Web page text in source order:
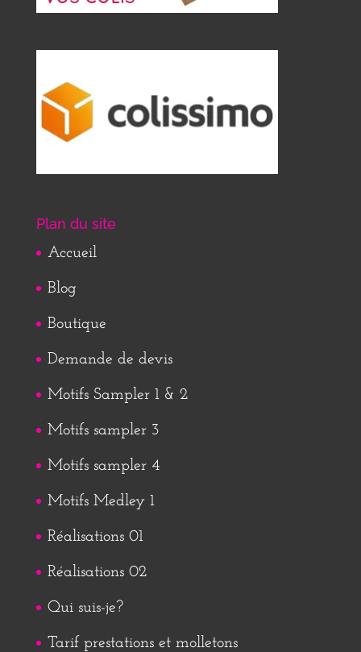
Plan du site
Accueil
Blog
Boutique
Demande de devis
Motifs Sampler 1 & 2
Motifs sampler 3
Motifs sampler 4
Motifs Medley 1
Réalisations 01
Réalisations 02
Qui suis-je?
Tarif prestations et molletons